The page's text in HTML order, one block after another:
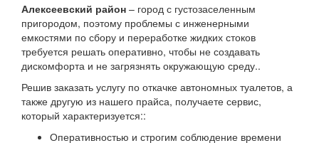
Алексеевский район – город с густозаселенным
пригородом, поэтому проблемы с инженерными
емкостями по сбору и переработке жидких стоков
требуется решать оперативно, чтобы не создавать
дискомфорта и не загрязнять окружающую среду..
Решив заказать услугу по откачке автономных туалетов, а
также другую из нашего прайса, получаете сервис,
который характеризуется::
Оперативностью и строгим соблюдение времени